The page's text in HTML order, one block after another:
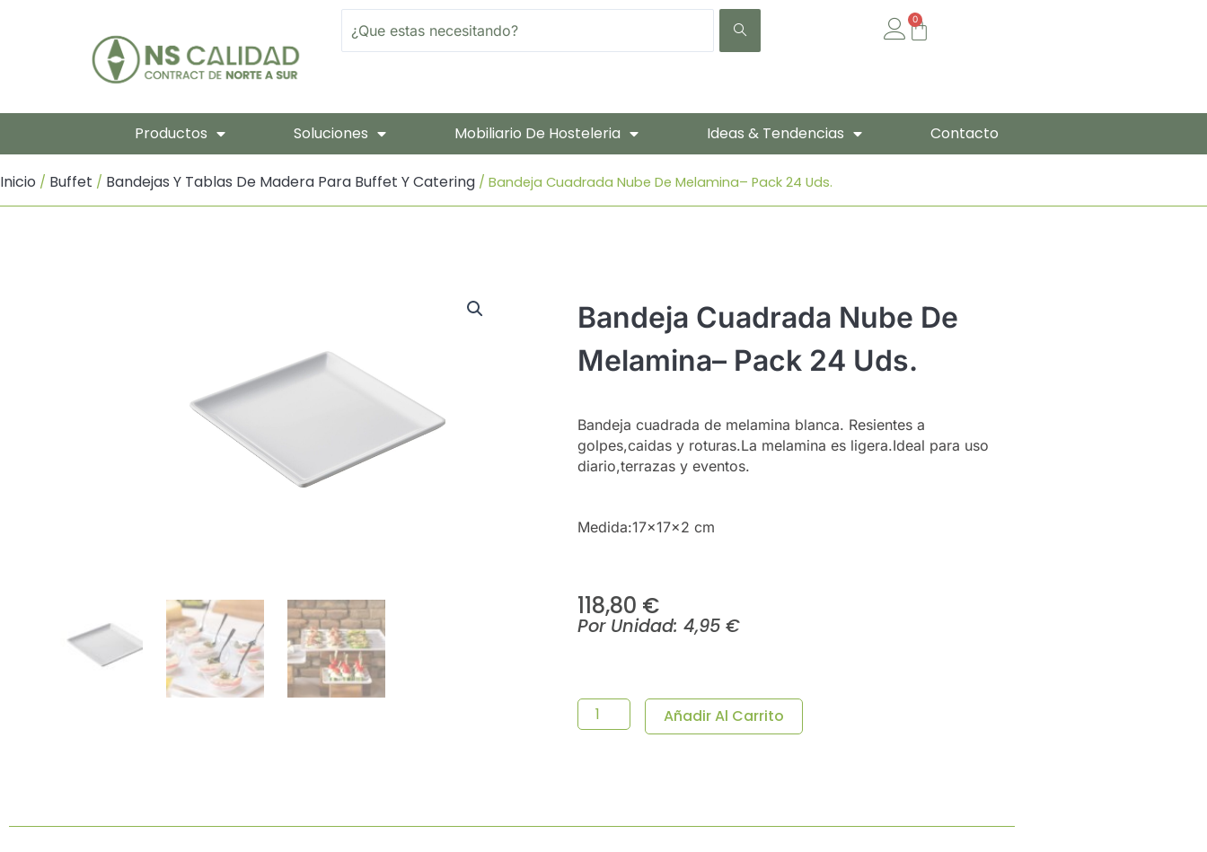
0
Cart
Productos Soluciones Mobiliario De Hosteleria Ideas & Tendencias Contacto
Inicio / Buffet / Bandejas Y Tablas De Madera Para Buffet Y Catering / Bandeja Cuadrada Nube De Melamina– Pack 24 Uds.
Bandeja Cuadrada Nube De
Melamina– Pack 24 Uds.
Bandeja cuadrada de melamina blanca. Resientes a
golpes,caidas y roturas.La melamina es ligera.Ideal para uso
diario,terrazas y eventos.
Medida:17x17x2 cm
118,80 €
Por Unidad: 4,95€
Nube
De
Añadir Al Carrito